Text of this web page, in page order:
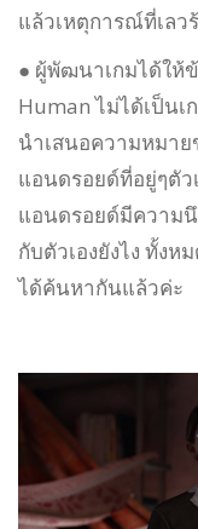
แล้วเหตุการณ์ที่เล
● ผู้พัฒนาเกมได้ให้
Human ไม่ได้เป็นเ
นำเสนอความหมา
แอนดรอยด์ที่อยู่ๆตัว
แอนดรอยด์มีความ
กับตัวเองยังไง ทั้งห
ได้ค้นหากันแล้วค่ะ